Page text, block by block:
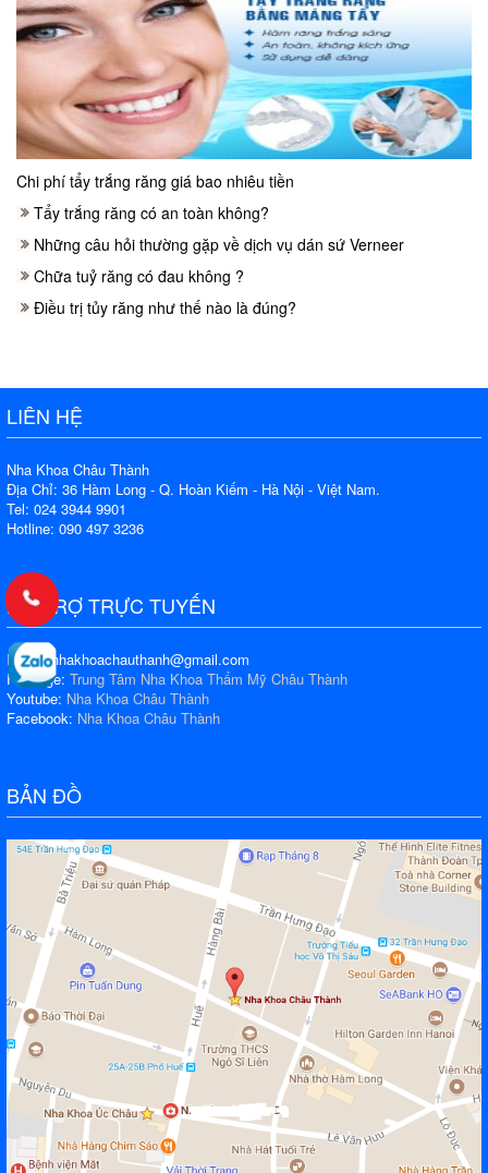
Chi phí tẩy trắng răng giá bao nhiêu tiền
Tẩy trắng răng có an toàn không?
Những câu hỏi thường gặp về dịch vụ dán sứ Verneer
Chữa tuỷ răng có đau không ?
Điều trị tủy răng như thế nào là đúng?
LIÊN HỆ
Nha Khoa Châu Thành
Địa Chỉ: 36 Hàm Long - Q. Hoàn Kiếm - Hà Nội - Việt Nam.
Tel: 024 3944 9901
Hotline: 090 497 3236
HỖ TRỢ TRỰC TUYẾN
Email: nhakhoachauthanh@gmail.com
Fanpage: Trung Tâm Nha Khoa Thẩm Mỹ Châu Thành
Youtube: Nha Khoa Châu Thành
Facebook: Nha Khoa Châu Thành
BẢN ĐỒ